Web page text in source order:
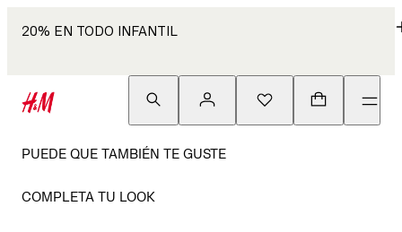
20% EN TODO INFANTIL
PUEDE QUE TAMBIÉN TE GUSTE
COMPLETA TU LOOK